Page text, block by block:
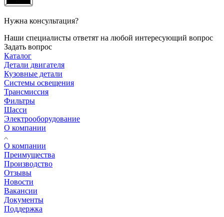
Нужна консультация?
Наши специалисты ответят на любой интересующий вопрос
Задать вопрос
Каталог
Детали двигателя
Кузовные детали
Системы освещения
Трансмиссия
Фильтры
Шасси
Электрооборудование
О компании
О компании
Преимущества
Производство
Отзывы
Новости
Вакансии
Документы
Поддержка